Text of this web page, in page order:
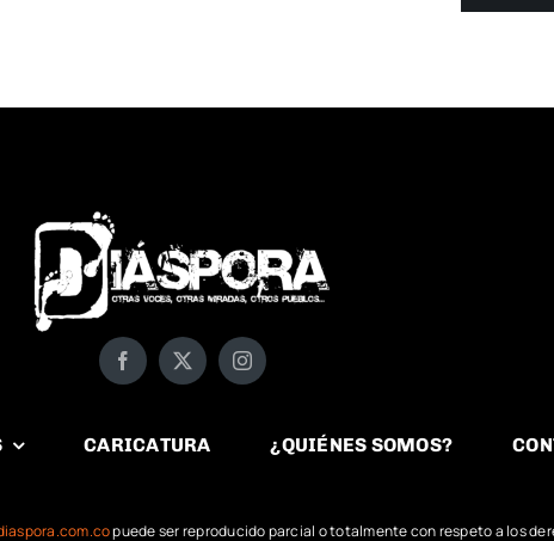
CARICATURA ¿QUIÉNES SOMOS?
puede ser reproducido parcial o totalmente con respeto a los